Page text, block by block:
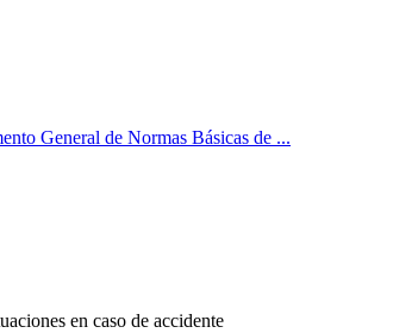
General de Normas Básicas de ...
en caso de accidente